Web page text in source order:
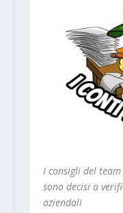
I consigli del
sono decisi a
aziendali